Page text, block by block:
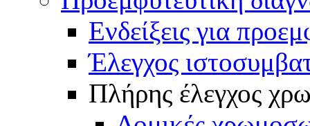
Ενδείξεις για
Έλεγχος
Πλήρης έλεγχος